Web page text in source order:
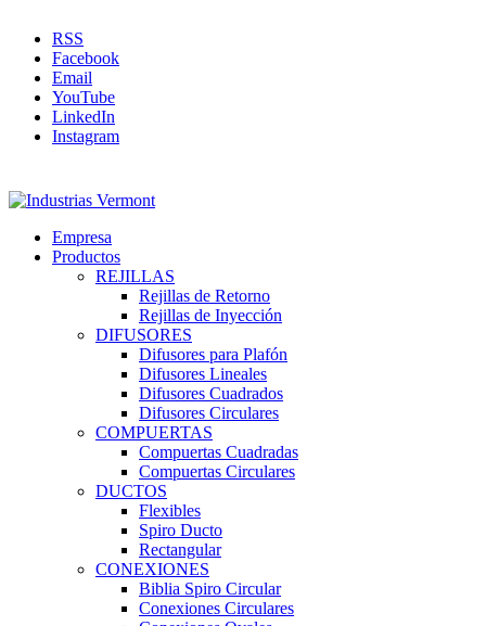
RSS
Facebook
Email
YouTube
LinkedIn
Instagram
Empresa
Productos
REJILLAS
Rejillas de Retorno
Rejillas de Inyección
DIFUSORES
Difusores para Plafón
Difusores Lineales
Difusores Cuadrados
Difusores Circulares
COMPUERTAS
Compuertas Cuadradas
Compuertas Circulares
DUCTOS
Flexibles
Spiro Ducto
Rectangular
CONEXIONES
Biblia Spiro Circular
Conexiones Circulares